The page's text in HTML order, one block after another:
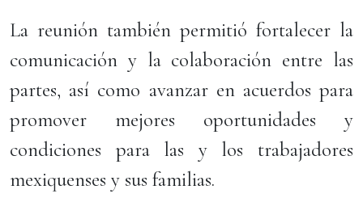
La reunión también permitió fortalecer la
comunicación y la colaboración entre las
partes, así como avanzar en acuerdos para
promover mejores oportunidades y
condiciones para las y los trabajadores
mexiquenses y sus familias.